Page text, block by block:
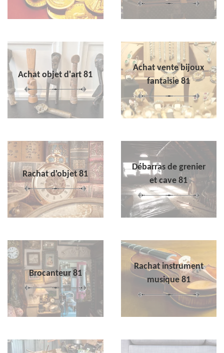
Achat objet d'art 81
Achat vente bijoux
fantaisie 81
Rachat d'objet 81
Débarras de grenier
et cave 81
Brocanteur 81
Rachat instrument
musique 81